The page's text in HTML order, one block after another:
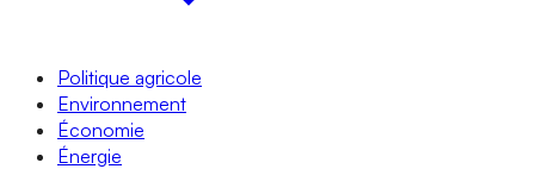
Politique agricole
Environnement
Économie
Énergie